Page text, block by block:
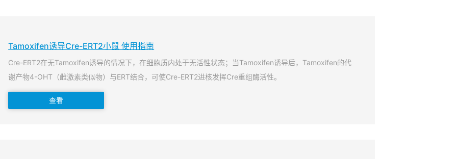
Tamoxifen诱导Cre-ERT2小鼠 使用指南
Cre-ERT2在无Tamoxifen诱导的情况下，在细胞质内处于无活性状态；当Tamoxifen诱导后，Tamoxifen的代
谢产物4-OHT（雌激素类似物）与ERT结合，可使Cre-ERT2进核发挥Cre重组酶活性。
查看